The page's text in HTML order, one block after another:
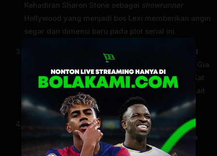
Kehadiran Sharon Stone sebagai showrunner
Hollywood yang menjadi bos Lexi memberikan angin
segar dan dimensi baru pada plot serial ini.
Absennya Barbie Ferreira (Kat) dan Storm Reid
Secara resmi, karakter Kat Hernandez dan Gia
(adik Rue) tidak kembali di Season 3. Kepergian Kat
sempat menuai kontroversi di kalanganfans
terkait
perbedaaan pendapat dengan sutradara.
Penghormatan untuk Mendiang Angus Cloud
Kematian tragis aktor Angus Cloud pada
tahun 2023 di dunia nyata memberikan dampak